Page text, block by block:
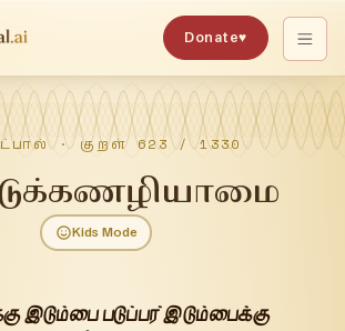
Donate♥
· குறள்623 /1330
Kids Mode
இடும்பை படுப்பர் இடும்பைக்கு